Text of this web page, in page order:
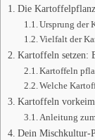
Die
Ursprung der
Vielfalt der
Kartoffeln setzen:
Kartoffeln
Welche
Kartoffeln
Anleitung
Dein Mischkultur-